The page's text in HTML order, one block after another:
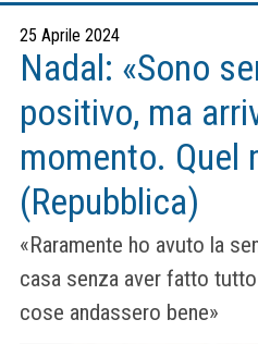
25 Aprile 2024
Nadal: «Sono
positivo, ma
momento. Quel
(Repubblica)
«Raramente ho avuto la
casa senza aver fatto
cose andassero bene»